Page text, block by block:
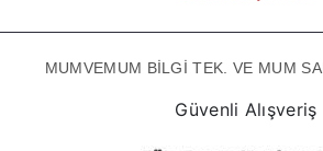
MUMVEMUM BİLGİ TEK. VE MUM
Güvenli Alışveriş